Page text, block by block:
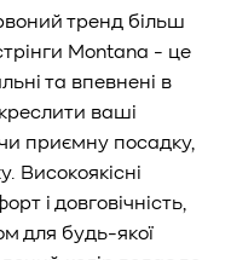
тренд більш
Montana - це
та впевнені в
ваші
приємну посадку,
Високоякісні
і довговічність,
для будь-якої